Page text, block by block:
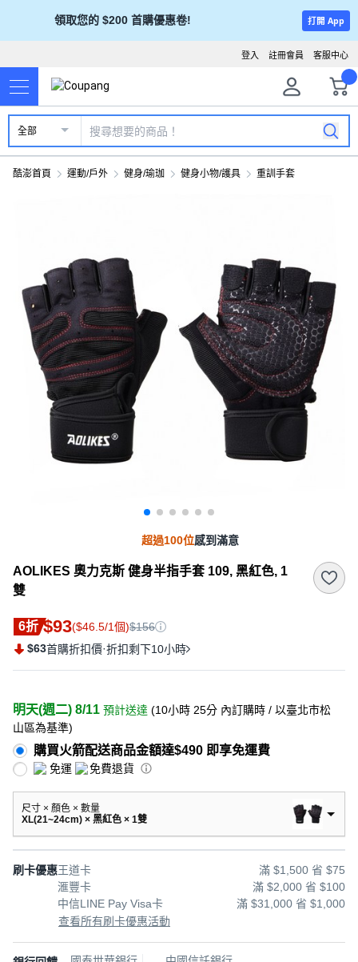
領取您的 $200 首購優惠卷! 打開 App
客服中心
註冊會員
登入
全部
酷澎首頁 運動/戶外 健身/瑜珈 健身小物/護具 重訓手套
超過100位感到滿意
AOLIKES 奧力克斯 健身半指手套 109, 黑紅色, 1
雙
6折 $93($46.5/1個)$156
$63首購折扣價·折扣剩下10小時
明天(週二) 8/11 預計送達 (10小時 25分 內訂購時 / 以臺北市松
山區為基準)
購買火箭配送商品金額達$490 即享免運費
免運 免費退貨
尺寸 × 顏色 × 數量
XL(21~24cm) × 黑紅色 × 1雙
刷卡優惠王道卡
滿 $1,500 省 $75
滙豐卡
滿 $2,000 省 $100
中信LINE Pay Visa卡
滿 $31,000 省 $1,000
查看所有刷卡優惠活動